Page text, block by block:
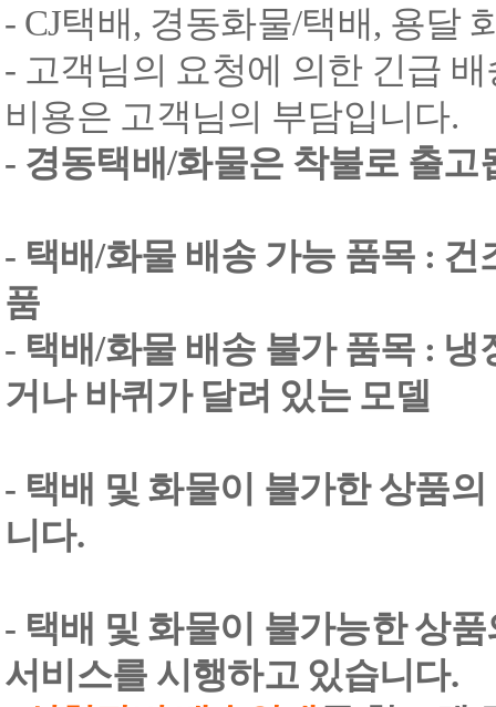
- CJ택배, 경동화물/택배, 용달
- 고객님의 요청에 의한 긴급
비용은 고객님의 부담입니다.
- 경동택배/화물은 착불로 출고
- 택배/화물 배송 가능 품목 :
품
- 택배/화물 배송 불가 품목 :
거나 바퀴가 달려 있는 모델
- 택배 및 화물이 불가한 상품
니다.
- 택배 및 화물이 불가능한 상
서비스를 시행하고 있습니다.